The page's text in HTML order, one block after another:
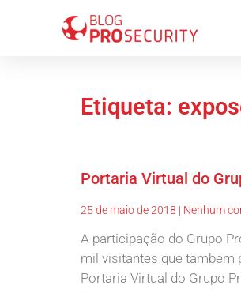
Etiqueta:
Portaria Virtual do
25 de maio de 2018 Nenhum
A participação do Grupo
mil visitantes que tambem
Portaria Virtual do Grupo